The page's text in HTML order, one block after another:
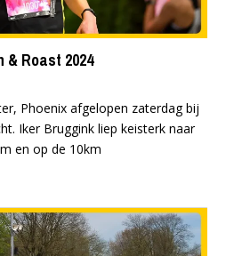
& Roast 2024
Phoenix afgelopen zaterdag bij
Iker Bruggink liep keisterk naar
en op de 10km